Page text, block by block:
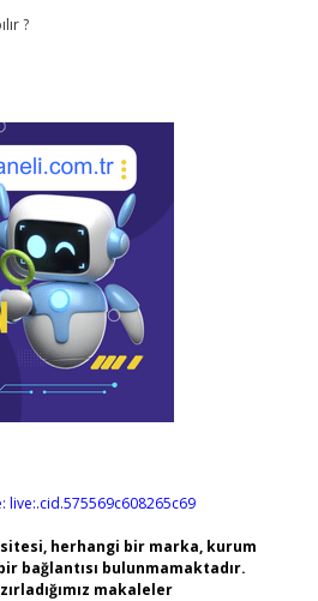
?
live:.cid.575569c608265c69
herhangi bir marka, kurum
bağlantısı bulunmamaktadır.
makaleler